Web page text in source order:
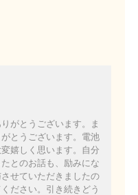
がとうございます。ま
とうございます。電池
嬉しく思います。自分
とのお話も、励みにな
せていただきましたの
ださい。引き続きどう